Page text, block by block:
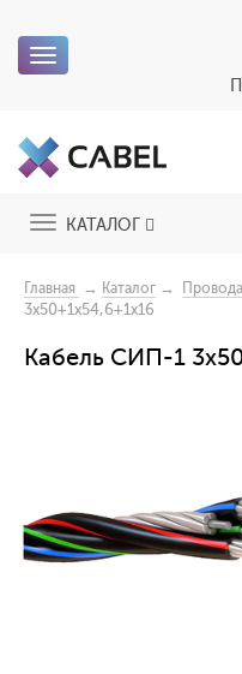
Toggle
ToggleКАТАЛОГ
Главная → Каталог →
3x50+1x54,6+1x16
Кабель СИП-1